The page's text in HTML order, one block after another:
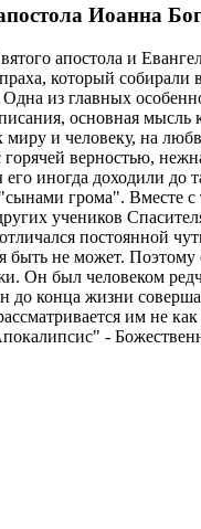
Иоанна
апостола и
который
из главных
основная мысль
и человеку, на
верностью,
иногда доходили
грома". Вместе
учеников
постоянной
быть не может.
Он был человеком
конца жизни
им не
-